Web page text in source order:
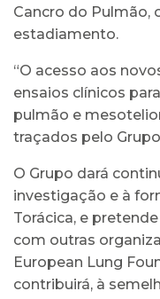
Cancro do Pulmão,
estadiamento.
“O acesso aos
ensaios clínicos
pulmão e
traçados pelo
O Grupo dará
investigação e à
Torácica, e
com outras
European Lung
contribuirá, à